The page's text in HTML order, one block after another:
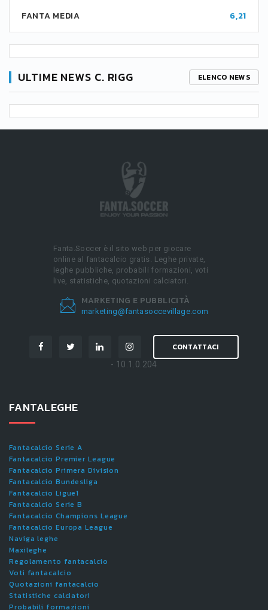
FANTA MEDIA 6,21
ULTIME NEWS C. RIGG ELENCO NEWS
Fanta.Soccer è il sito web per giocare
online al fantacalcio gratis. Leghe private,
leghe pubbliche, probabili formazioni, voti
live, statistiche, quotazioni calciatori.
MARKETING E PUBBLICITÀ
marketing@fantasoccevillage.com
CONTATTACI
- 10.1.0.204
FANTALEGHE
Fantacalcio Serie A
Fantacalcio Premier League
Fantacalcio Primera Division
Fantacalcio Bundesliga
Fantacalcio Ligue1
Fantacalcio Serie B
Fantacalcio Champions League
Fantacalcio Europa League
Naviga leghe
Maxileghe
Regolamento fantacalcio
Voti fantacalcio
Quotazioni fantacalcio
Statistiche calciatori
Probabili formazioni